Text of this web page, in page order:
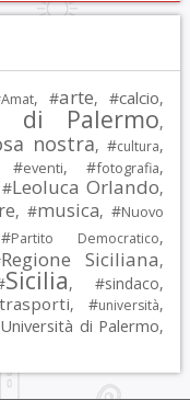
Amat, #arte, #calcio,
di Palermo,
nostra, #cultura,
#eventi, #fotografia,
Leoluca Orlando,
, #musica, #Nuovo
Partito Democratico,
Regione Siciliana,
Sicilia, #sindaco,
, #università,
Università di Palermo,